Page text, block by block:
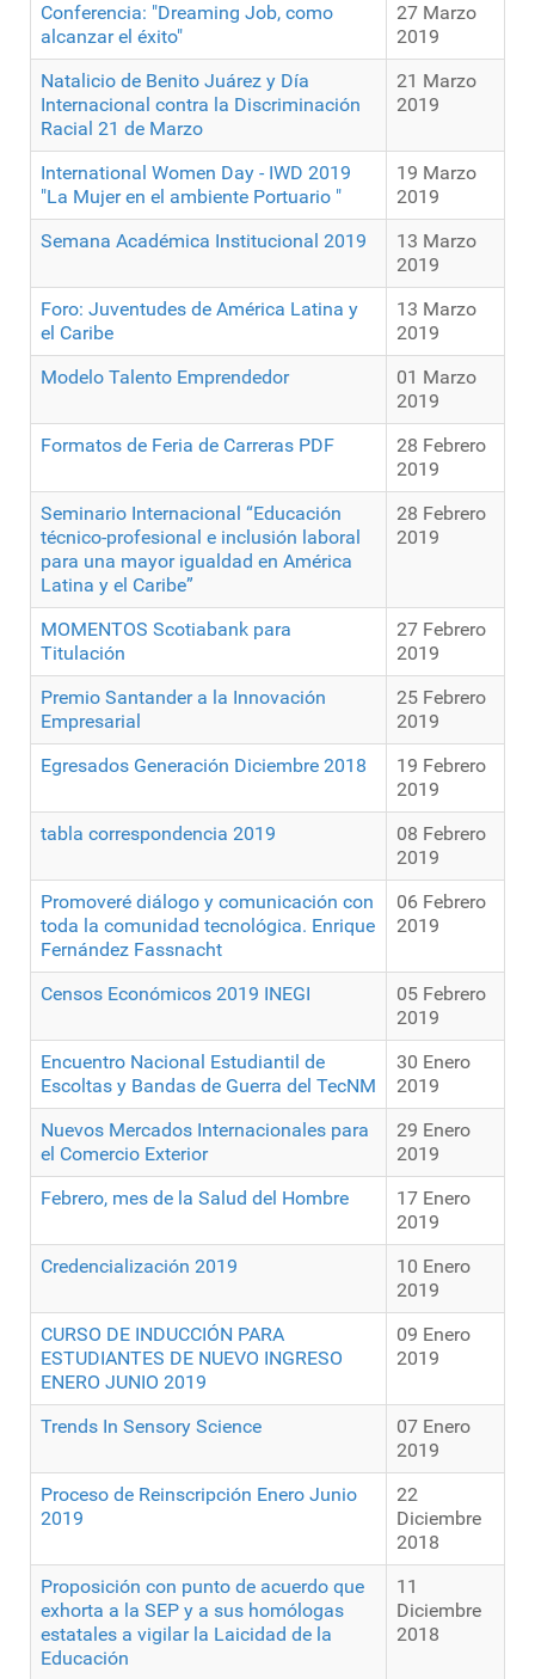
Conferencia: "Dreaming Job, como
alcanzar el éxito"
27 Marzo
2019
Natalicio de Benito Juárez y Día
Internacional contra la Discriminación
Racial 21 de Marzo
21 Marzo
2019
International Women Day - IWD 2019
"La Mujer en el ambiente Portuario "
19 Marzo
2019
Semana Académica Institucional 2019
13 Marzo
2019
Foro: Juventudes de América Latina y
el Caribe
13 Marzo
2019
Modelo Talento Emprendedor
01 Marzo
2019
Formatos de Feria de Carreras PDF
28 Febrero
2019
Seminario Internacional “Educación
técnico-profesional e inclusión laboral
para una mayor igualdad en América
Latina y el Caribe”
28 Febrero
2019
MOMENTOS Scotiabank para
Titulación
27 Febrero
2019
Premio Santander a la Innovación
Empresarial
25 Febrero
2019
Egresados Generación Diciembre 2018
19 Febrero
2019
tabla correspondencia 2019
08 Febrero
2019
Promoveré diálogo y comunicación con
toda la comunidad tecnológica. Enrique
Fernández Fassnacht
06 Febrero
2019
Censos Económicos 2019 INEGI
05 Febrero
2019
Encuentro Nacional Estudiantil de
Escoltas y Bandas de Guerra del TecNM
30 Enero
2019
Nuevos Mercados Internacionales para
el Comercio Exterior
29 Enero
2019
Febrero, mes de la Salud del Hombre
17 Enero
2019
Credencialización 2019
10 Enero
2019
CURSO DE INDUCCIÓN PARA
ESTUDIANTES DE NUEVO INGRESO
ENERO JUNIO 2019
09 Enero
2019
Trends In Sensory Science
07 Enero
2019
Proceso de Reinscripción Enero Junio
2019
22
Diciembre
2018
Proposición con punto de acuerdo que
exhorta a la SEP y a sus homólogas
estatales a vigilar la Laicidad de la
Educación
11
Diciembre
2018